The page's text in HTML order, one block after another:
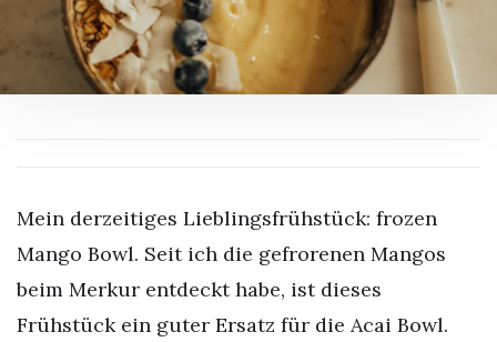
Mein derzeitiges Lieblingsfrühstück: frozen
Mango Bowl. Seit ich die gefrorenen Mangos
beim Merkur entdeckt habe, ist dieses
Frühstück ein guter Ersatz für die Acai Bowl.